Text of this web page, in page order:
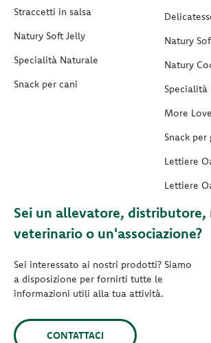
Straccetti in salsa
Natury Soft Jelly
Specialità Naturale
Snack per cani
Natury
Natury
Specialità
More Love
Snack per
Lettiere
Lettiere
Sei un allevatore, distributore,
veterinario o un'associazione?
Sei interessato ai nostri prodotti? Siamo
a disposizione per fornirti tutte le
informazioni utili alla tua attività.
CONTATTACI